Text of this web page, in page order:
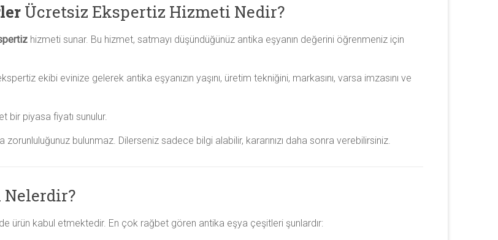
Ücretsiz Ekspertiz Hizmeti Nedir?
hizmeti sunar. Bu hizmet, satmayı düşündüğünüz antika eşyanın değerini öğrenmeniz için
ekibi evinize gelerek antika eşyanızın yaşını, üretim tekniğini, markasını, varsa imzasını ve
bir piyasa fiyatı sunulur.
zorunluluğunuz bulunmaz. Dilerseniz sadece bilgi alabilir, kararınızı daha sonra verebilirsiniz.
Nelerdir?
ürün kabul etmektedir. En çok rağbet gören antika eşya çeşitleri şunlardır: